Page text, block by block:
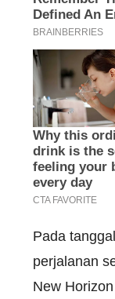
Pada
perjalanan
New